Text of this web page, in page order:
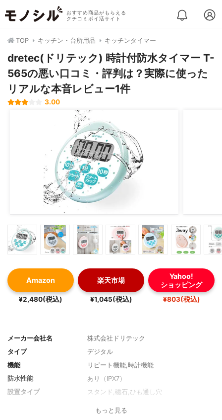
おすすめ商品がもらえる
クチコミポイ活サイト
TOP キッチン・台所用品 キッチンタイマー
dretec(ドリテック) 時計付防水タイマー T-
565の悪い口コミ・評判は？実際に使った
リアルな本音レビュー1件
3.00
Amazon
¥2,480(税込)
楽天市場
¥1,045(税込)
Yahoo!
ショッピング
¥803(税込)
メーカー会社名
株式会社ドリテック
タイプ
デジタル
機能
リピート機能,時計機能
防水性能
あり（IPX7）
設置タイプ
スタンド,磁石,ひも通し穴
幅82×高さ90×奥行14mm
もっと見る